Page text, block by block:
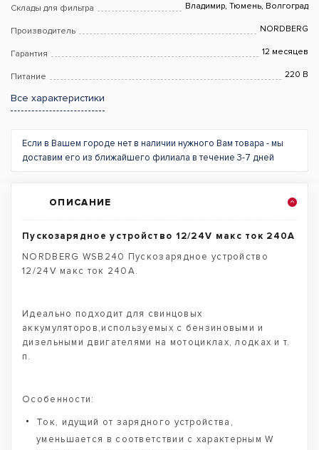
Склады для фильтра Владимир, Тюмень, Волгоград
Производитель NORDBERG
Гарантия 12 месяцев
Питание 220 В
Все характеристики
Если в Вашем городе нет в наличии нужного Вам товара - мы
доставим его из ближайшего филиала в течение 3-7 дней
ОПИСАНИЕ
Пускозарядное устройство 12/24V макс ток 240A
NORDBERG WSB240 Пускозарядное устройство
12/24V макс ток 240A.
Идеально подходит для свинцовых
аккумуляторов,используемых с бензиновыми и
дизельными двигателями на мотоциклах, лодках и т.
п.
Особенности:
Ток, идущий от зарядного устройства,
уменьшается в соответствии с характерным W